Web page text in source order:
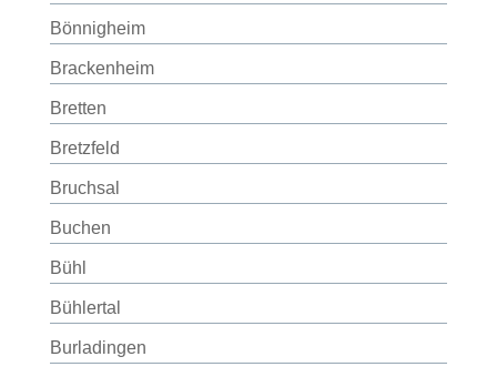
Bönnigheim
Brackenheim
Bretten
Bretzfeld
Bruchsal
Buchen
Bühl
Bühlertal
Burladingen